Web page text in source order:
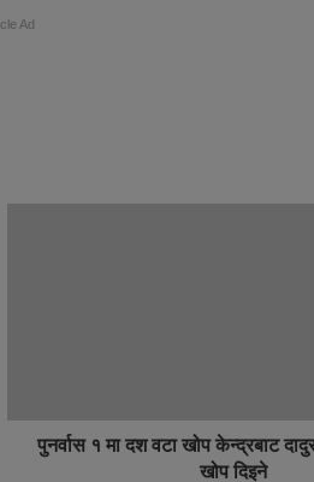
Ad
पुनर्वास १ मा दश वटा खोप केन्द्रबाट
खोप दिइने